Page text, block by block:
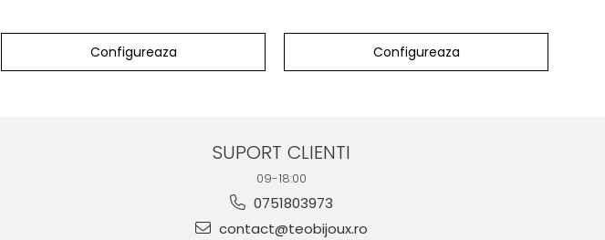
Configureaza Configureaza
SUPORT CLIENTI
09-18:00
0751803973
contact@teobijoux.ro